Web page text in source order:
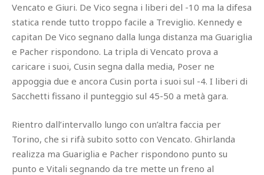
Vencato e Giuri. De Vico segna i liberi del -10 ma la difesa
statica rende tutto troppo facile a Treviglio. Kennedy e
capitan De Vico segnano dalla lunga distanza ma Guariglia
e Pacher rispondono. La tripla di Vencato prova a
caricare i suoi, Cusin segna dalla media, Poser ne
appoggia due e ancora Cusin porta i suoi sul -4. I liberi di
Sacchetti fissano il punteggio sul 45-50 a metà gara.
Rientro dall’intervallo lungo con un’altra faccia per
Torino, che si rifà subito sotto con Vencato. Ghirlanda
realizza ma Guariglia e Pacher rispondono punto su
punto e Vitali segnando da tre mette un freno al